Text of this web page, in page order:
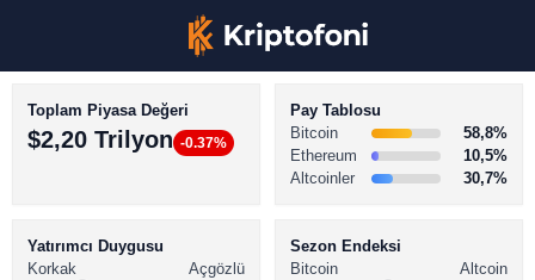
BİTCOİN HABERLERİ
Toplam Piyasa Değeri
$2,20 Trilyon -0.37%
Pay Tablosu
Bitcoin
58,8%
Ethereum
10,5%
Altcoinler
30,7%
Yatırımcı Duygusu
Korkak
Açgözlü
Sezon Endeksi
Bitcoin
Altcoin